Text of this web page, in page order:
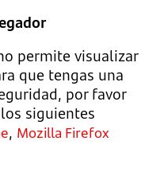
permite visualizar
que tengas una
por favor
siguientes
, Mozilla Firefox